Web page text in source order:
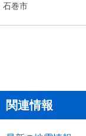
石巻市
関連情報